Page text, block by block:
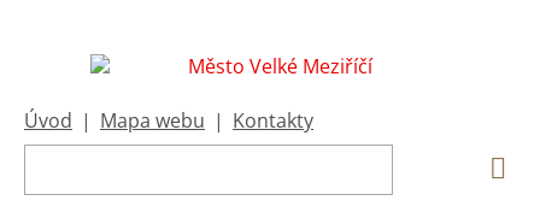
Úvod | Mapa webu | Kontakty